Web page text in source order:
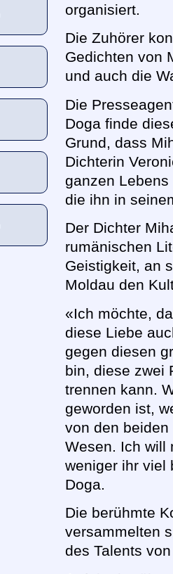
organisiert.
Die Zuhörer
Gedichten von
und auch die
Die
Doga finde
Grund, dass
Dichterin
ganzen
die ihn in
Der Dichter
rumänischen
Geistigkeit, an
Moldau den
«Ich möchte,
diese Liebe
gegen diesen
bin, diese zwei
trennen kann.
geworden ist,
von den
Wesen. Ich will
weniger ihr viel
Doga.
Die berühmte
versammelten
des Talents